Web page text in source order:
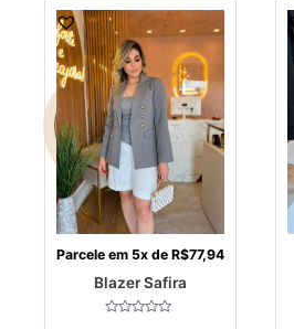
Parcele em 5x de R$77,94
Blazer Safira
This
multiple
The
options
on